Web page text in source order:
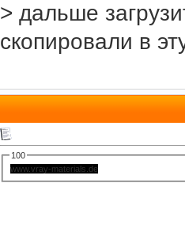
> дальше
скопировали в
100
www.vray-materials.de